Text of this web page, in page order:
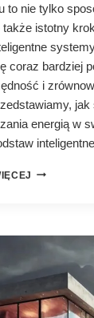
to nie tylko
także istotny
coraz bardziej
i
energią w
JAK
ENERGIĄ
DOMU?